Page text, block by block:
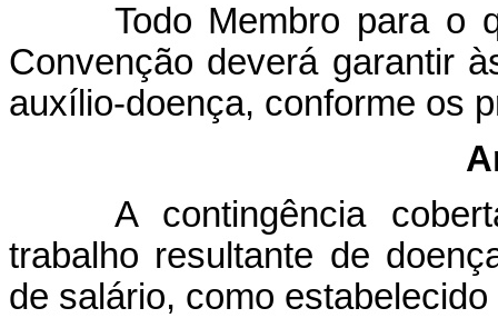
Todo Membro para o
Convenção deverá garantir
auxílio-doença, conforme os
A contingência
trabalho resultante de
de salário, como